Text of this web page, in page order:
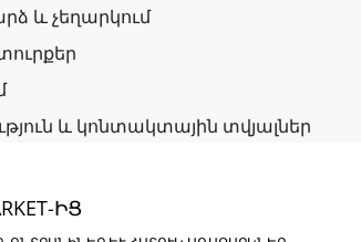
և չեղարկում
և կոնտակտային տվյալներ
ԻՑ